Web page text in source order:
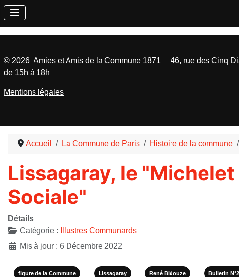
Accueil La Commune de Paris Histoire de la commune
Lissagaray, le
Sociale"
Détails
Catégorie :
Illustres Communards
Mis à jour : 6 Décembre 2022
figure de la Commune Lissagaray René Bidouze Bulletin
© 2026 Amies et Amis de la Commune 1871 46, rue des Cinq
de 15h à 18h
Mentions légales